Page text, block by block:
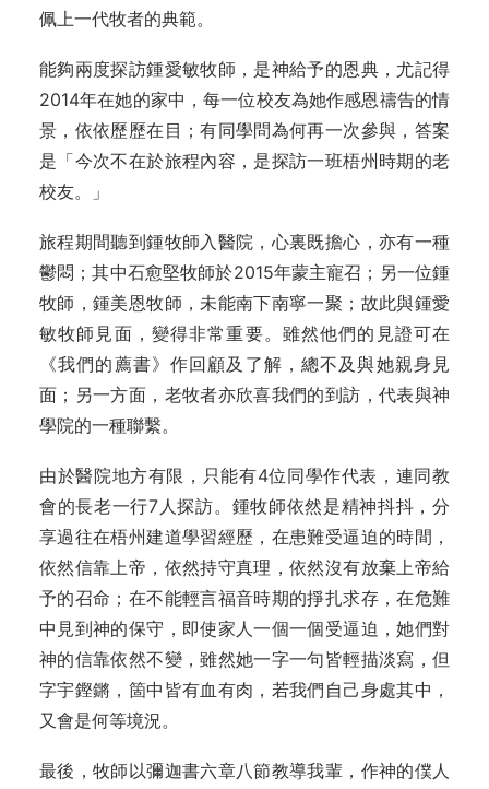
佩上一代牧者的典範。
能夠兩度探訪鍾愛敏牧師，是神給予的恩典，尤記得
2014年在她的家中，每一位校友為她作感恩禱告的情
景，依依歷歷在目；有同學問為何再一次參與，答案
是「今次不在於旅程內容，是探訪一班梧州時期的老
校友。」
旅程期間聽到鍾牧師入醫院，心裏既擔心，亦有一種
鬱悶；其中石愈堅牧師於2015年蒙主寵召；另一位鍾
牧師，鍾美恩牧師，未能南下南寧一聚；故此與鍾愛
敏牧師見面，變得非常重要。雖然他們的見證可在
《我們的薦書》作回顧及了解，總不及與她親身見
面；另一方面，老牧者亦欣喜我們的到訪，代表與神
學院的一種聯繫。
由於醫院地方有限，只能有4位同學作代表，連同教
會的長老一行7人探訪。鍾牧師依然是精神抖抖，分
享過往在梧州建道學習經歷，在患難受逼迫的時間，
依然信靠上帝，依然持守真理，依然沒有放棄上帝給
予的召命；在不能輕言福音時期的掙扎求存，在危難
中見到神的保守，即使家人一個一個受逼迫，她們對
神的信靠依然不變，雖然她一字一句皆輕描淡寫，但
字宇鏗鏘，箇中皆有血有肉，若我們自己身處其中，
又會是何等境況。
最後，牧師以彌迦書六章八節教導我輩，作神的僕人